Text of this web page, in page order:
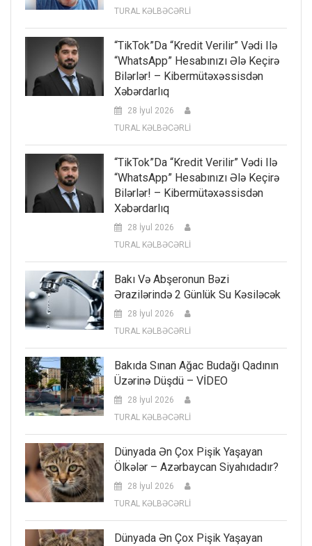
TURAL KƏLBƏCƏRLİ
“TikTok”da “kredit Verilir” Vədi Ilə
“WhatsApp” Hesabınızı Ələ Keçirə
Bilərlər! – Kibermütəxəssisdən
Xəbərdarlıq
28 İyul 2026
TURAL KƏLBƏCƏRLİ
“TikTok”da “kredit Verilir” Vədi Ilə
“WhatsApp” Hesabınızı Ələ Keçirə
Bilərlər! – Kibermütəxəssisdən
Xəbərdarlıq
28 İyul 2026
TURAL KƏLBƏCƏRLİ
Bakı Və Abşeronun Bəzi
Ərazilərində 2 Günlük Su Kəsiləcək
28 İyul 2026
TURAL KƏLBƏCƏRLİ
Bakıda Sınan Ağac Budağı Qadının
Üzərinə Düşdü – VİDEO
28 İyul 2026
TURAL KƏLBƏCƏRLİ
Dünyada Ən Çox Pişik Yaşayan
Ölkələr – Azərbaycan Siyahıdadır?
28 İyul 2026
TURAL KƏLBƏCƏRLİ
Dünyada Ən Çox Pişik Yaşayan